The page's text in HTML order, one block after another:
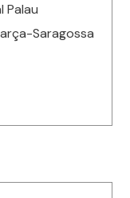
Palau
Saragossa